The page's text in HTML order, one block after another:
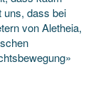
uns, dass bei
von Aletheia,